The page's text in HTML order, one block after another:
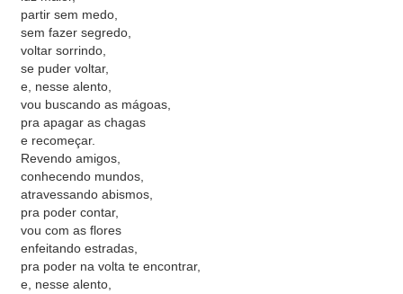
partir sem medo,
sem fazer segredo,
voltar sorrindo,
se puder voltar,
e, nesse alento,
vou buscando as mágoas,
pra apagar as chagas
e recomeçar.
Revendo amigos,
conhecendo mundos,
atravessando abismos,
pra poder contar,
vou com as flores
enfeitando estradas,
pra poder na volta te encontrar,
e, nesse alento,